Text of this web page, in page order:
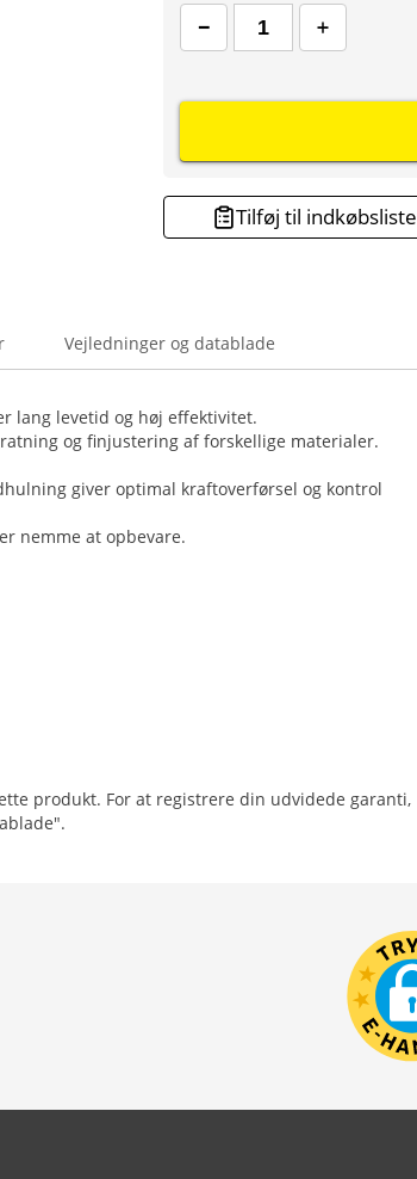
Tilføj til indkøbsliste
Vejledninger og datablade
lang levetid og høj effektivitet.
og finjustering af forskellige materialer.
giver optimal kraftoverførsel og kontrol
nemme at opbevare.
produkt. For at registrere din udvidede garanti,